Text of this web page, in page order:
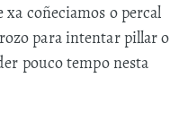
xa coñeciamos o percal
para intentar pillar o
pouco tempo nesta